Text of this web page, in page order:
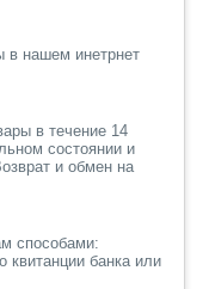
в нашем инетрнет
в течение 14
состоянии и
и обмен на
способами:
квитанции банка или